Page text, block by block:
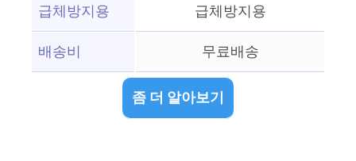
급체방지용
급체방지용
배송비
무료배송
좀 더 알아보기